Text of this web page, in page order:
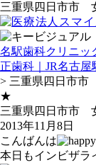
三重県四日市市
名駅歯科クリニッ
正歯科｜JR名古屋
> 三重県四日市
★
三重県四日市市
2013年11月8日
こんばんは
本日もインビザラ